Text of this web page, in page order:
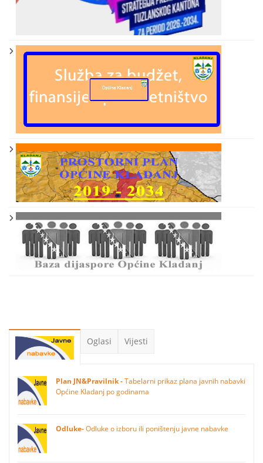
Oglasi Vijesti
Plan JN&Pravilnik -Tabelarni prikaz plana javnih nabavki
Općine Kladanj po godinama
Odluke-Odluke o izboru ili poništenju javne nabavke